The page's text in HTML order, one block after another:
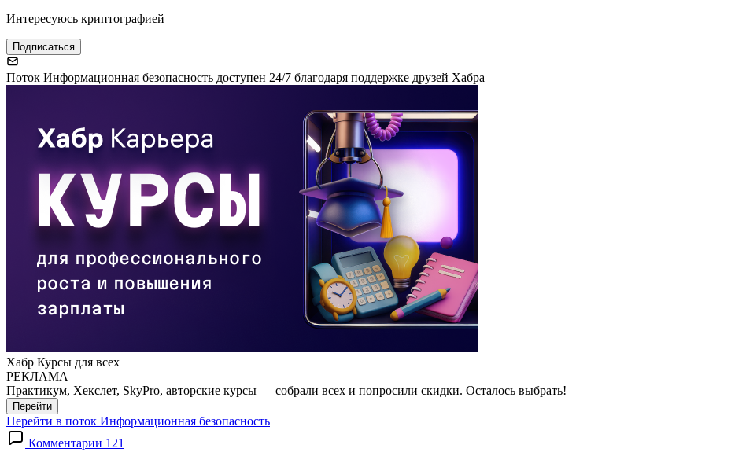
Интересуюсь криптографией
Подписаться
Поток Информационная безопасность доступен 24/7 благодаря поддержке друзей Хабра
Хабр Курсы для всех
РЕКЛАМА
Практикум, Хекслет, SkyPro, авторские курсы — собрали всех и попросили скидки. Осталось выбрать!
Перейти
Перейти в поток Информационная безопасность
Комментарии 121